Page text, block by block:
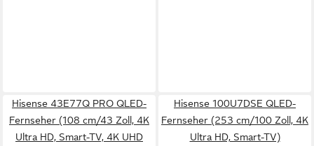
Hisense 43E77Q PRO QLED-
Fernseher (108 cm/43 Zoll, 4K
Ultra HD, Smart-TV, 4K UHD
Hisense 100U7DSE QLED-
Fernseher (253 cm/100 Zoll, 4K
Ultra HD, Smart-TV)